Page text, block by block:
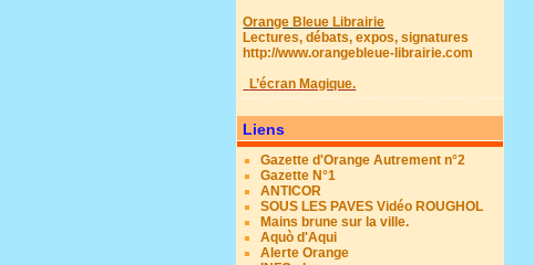
Orange Bleue Librairie
Lectures, débats, expos, signatures
http://www.orangebleue-librairie.com
L’écran Magique.
Liens
Gazette d'Orange Autrement n°2
Gazette N°1
ANTICOR
SOUS LES PAVES Vidéo ROUGHOL
Mains brune sur la ville.
Aquò d'Aqui
Alerte Orange